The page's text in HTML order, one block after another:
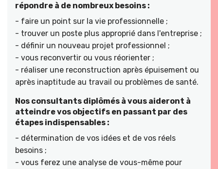
répondre à de nombreux besoins :
- faire un point sur la vie professionnelle ;
- trouver un poste plus approprié dans l'entreprise ;
- définir un nouveau projet professionnel ;
- vous reconvertir ou vous réorienter ;
- réaliser une reconstruction après épuisement ou
après inaptitude au travail ou problèmes de santé.
Nos consultants diplômés à vous aideront à
atteindre vos objectifs en passant par des
étapes indispensables :
- détermination de vos idées et de vos réels
besoins ;
- vous ferez une analyse de vous-même pour